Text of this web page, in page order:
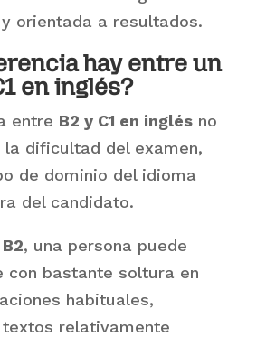
orientada a resultados.
hay entre un
en inglés?
entre B2 y C1 en inglésno
la dificultad del examen,
de dominio del idioma
del candidato.
B2, una persona puede
con bastante soltura en
habituales,
relativamente